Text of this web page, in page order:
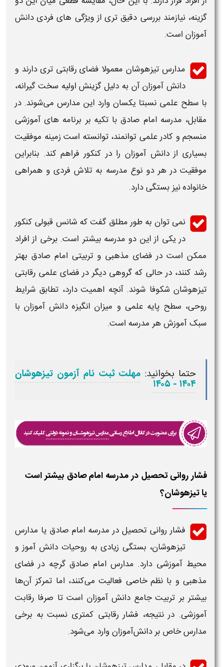
گزینه، نیازمند بررسی دقیق‌ تری از ویژگی‌ های فردی دانش‌
آموزان است.
مدارس تیزهوشان معمولا فضای رقابتی‌ تری دارند و
دانش‌ آموزان آن به دلیل گزینش اولیه سخت‌ گیرانه،
با سطح علمی نسبتا یکسان وارد این مدارس می‌شوند. در
مقابل، مدرسه امام صادق با تکیه بر برنامه‌ های آموزشی
منسجم و کادر علمی توانمند، توانسته است زمینه‌ موفقیت
بسیاری از دانش‌ آموزان را در کنکور فراهم کند. بنابراین
موفقیت در هر دو نوع مدرسه به تلاش فردی و همراهی
خانواده نیز بستگی دارد.
نمی‌ توان به طور مطلق گفت که شانس قبولی کنکور
در یکی از این دو مدرسهبیشتر است. برخی از افراد
ممکن است در فضای مذهبی و تربیتی امام صادق بهتر
رشد کنند، در حالی که گروهی دیگر در فضای علمی رقابتی
تیزهوشان شکوفا شوند. آنچه اهمیت دارد، تطابق شرایط
روحی، سطح پایه علمی و میزان انگیزه دانش‌ آموزان با
سبک آموزش هر مدرسه است.
حتما بخوانید: مهلت ثبت نام آزمون تیزهوشان
۱۴۰۴ - ۱۴۰۵
فشار روانی تحصیل در مدرسه امام صادق بیشتر است
یا تیزهوشان؟
فشار روانی تحصیل در مدرسه امام صادق یا مدارس
تیزهوشان، بستگی زیادی به روحیات دانش‌ آموز و
محیط آموزشی دارد. مدارسامام صادق گرچه در فضای
مذهبی و با نظم خاصی فعالیت می‌کنند، اما تمرکز آن‌ها
بیشتر بر تربیت جامع دانش‌ آموزان است تا صرفا رقابت
آموزشی. در نتیجه، فشار رقابتی کمتری نسبت به برخی
مدارس خاص بر دانش‌آموزان وارد می‌شود.